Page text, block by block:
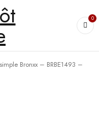
0
Bronxx – BRBE1493 –